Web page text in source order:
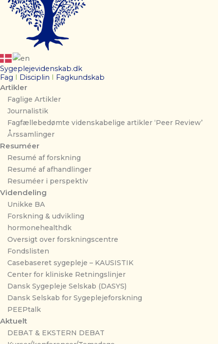
Sygeplejevidenskab.dk
Fag I Disciplin I Fagkundskab
Artikler
Faglige Artikler
Journalistik
Fagfællebedømte videnskabelige artikler ‘Peer Review’
Årssamlinger
Resuméer
Resumé af forskning
Resumé af afhandlinger
Resuméer i perspektiv
Videndeling
Unikke BA
Forskning & udvikling
hormonehealthdk
Oversigt over forskningscentre
Fondslisten
Casebaseret sygepleje – KAUSISTIK
Center for kliniske Retningslinjer
Dansk Sygepleje Selskab (DASYS)
Dansk Selskab for Sygeplejeforskning
PEEPtalk
Aktuelt
DEBAT & EKSTERN DEBAT